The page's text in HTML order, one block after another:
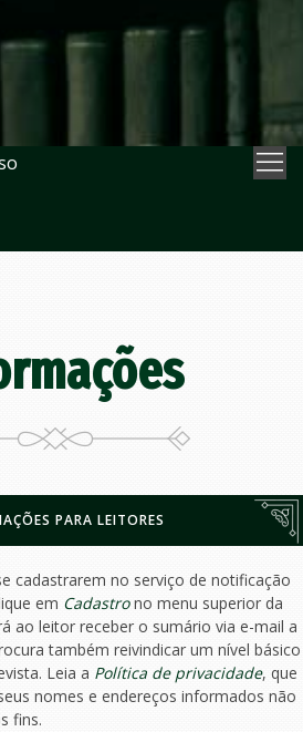
PARA LEITORES
cadastrarem no serviço de notificação
em Cadastrono menu superior da
ao leitor receber o sumário via e-mail a
também reivindicar um nível básico
Leia a Política de privacidade, que
nomes e endereços informados não
fins.